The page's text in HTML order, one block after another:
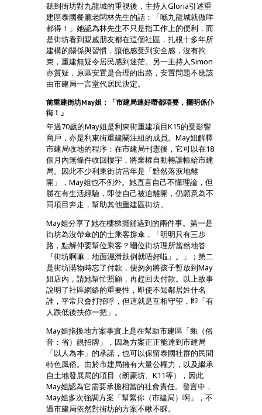
聽到街坊對九龍城的重視後，主持人Gloria引述重
建區泰國餐廳老闆林先生的話：「喺九龍城就做咩
都得！」她認為林先生不只是指工作上的便利，而
是街坊看到親戚朋友都在這個社區，扎根十多年所
建構的關係與習慣，讓他感受到安全感，沒有拘
束，重建無疑令居民感到迷茫。另一主持人Simon
亦質疑，原區安置是合理的出路，安置問題不應該
由市建局一言堂代居民決定。
前重建街坊May姐：「市建局連好嘢都唔要，擺明係仆
街！」
年過70歲的May姐是利東街重建項目K15的受影響
商戶，亦是利東街重建關注組的成員。May姐解釋
市建局收地的程序：在市建局刊憲後，它可以在18
個月內無條件收回樓宇，將業權自動轉讓帳給市建
局。因此不少利東街坊當年是「黯然落淚地離
開」，May姐也不例外。她直言自己不懂理論，但
勝在有生活經驗，即使自己被迫離開，仍願意為不
同項目奔走，幫助其他重建區街坊。
May姐分享了她在樓梯擺舖遇到的兩件事。第一是
街坊為沒帶傘的的士乘客撐傘，「明明只有三步
路，點解仲要幫位乘客？嗰位街坊理所當然地答
『街坊啊嘛，地面濕滑跌倒就唔好啦』。」；第二
是街坊購物時忘了付款，便匆匆將孩子暫放到May
姐店內，請她幫忙照顧，再趕回去付款。以上故事
說明了社區網絡的重要性，即使不知鄰居姓什名
誰，平常只會打招呼，但這就是互相守望，即「有
人跌低後扶你一把」。
May姐指換地方案事實上是在幫助市建區「㼽（俗
音：省）靚招牌」，因為方案正正能達到市建局
「以人為本」的承諾，也可以保留泰國社群的民間
特色風俗。由於市建局擁有大量公權力，以及繼承
自土地發展局的項目（朗豪坊、K11等），因此
May姐認為它需要承擔相當的社會責任。發言中，
May姐多次強調方案「幫緊你（市建局）啊」，不
過市建局依然對街坊的方案不瞅不睬。